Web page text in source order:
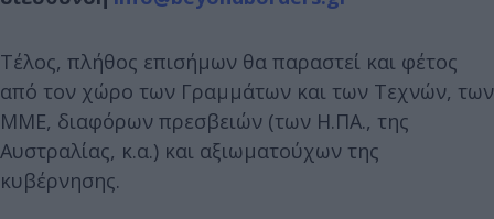
Τέλος, πλήθος επισήμων θα παραστεί και φέτος
από τον χώρο των Γραμμάτων και των Τεχνών, των
ΜΜΕ, διαφόρων πρεσβειών (των Η.ΠΑ., της
Αυστραλίας, κ.α.) και αξιωματούχων της
κυβέρνησης.